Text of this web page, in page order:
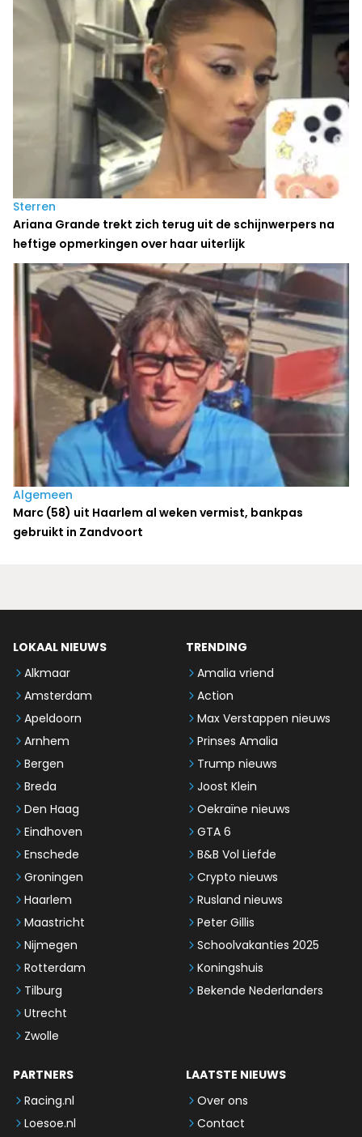
Sterren
Ariana Grande trekt zich terug uit de schijnwerpers na
heftige opmerkingen over haar uiterlijk
Algemeen
Marc (58) uit Haarlem al weken vermist, bankpas
gebruikt in Zandvoort
LOKAAL NIEUWS
Alkmaar
Amsterdam
Apeldoorn
Arnhem
Bergen
Breda
Den Haag
Eindhoven
Enschede
Groningen
Haarlem
Maastricht
Nijmegen
Rotterdam
Tilburg
Utrecht
Zwolle
TRENDING
Amalia vriend
Action
Max Verstappen nieuws
Prinses Amalia
Trump nieuws
Joost Klein
Oekraïne nieuws
GTA 6
B&B Vol Liefde
Crypto nieuws
Rusland nieuws
Peter Gillis
Schoolvakanties 2025
Koningshuis
Bekende Nederlanders
PARTNERS
Racing.nl
Loesoe.nl
LAATSTE NIEUWS
Over ons
Contact